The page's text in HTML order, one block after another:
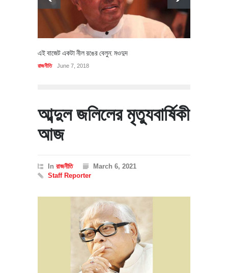
এই বাজেট একটা নীল রঙের বেলুন: মওদুদ
রাজনীতি June 7, 2018
আব্দুল জলিলের মৃত্যুবার্ষিকী
আজ
In রাজনীতি
March 6, 2021
Staff Reporter